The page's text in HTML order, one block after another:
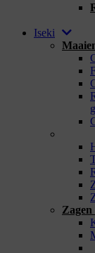
Iseki
Zagen